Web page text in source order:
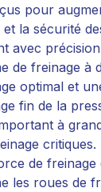
pour
la sécurité
avec
de freinage à
optimal et
fin de la
à
critiques.
de freinage
les roues de